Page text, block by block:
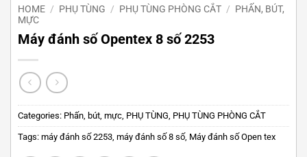
HOME / PHỤ TÙNG / PHỤ TÙNG PHÒNG CẮT / PHẤN, BÚT,
MỰC
Máy đánh số Opentex 8 số 2253
Categories: Phấn, bút, mực PHỤ TÙNG PHỤ TÙNG PHÒNG CẮT
Tags: máy đánh số 2253 máy đánh số 8 số Máy đánh số Open tex